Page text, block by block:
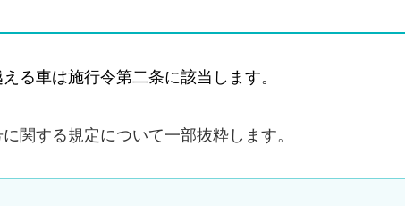
る車は施行令第二条に該当します。
関する規定について一部抜粋します。